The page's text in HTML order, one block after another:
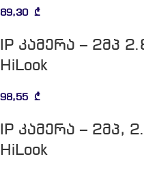
89,30 ₾
IP კამერა – 2მპ
HiLook
98,55 ₾
IP კამერა – 2მპ,
HiLook